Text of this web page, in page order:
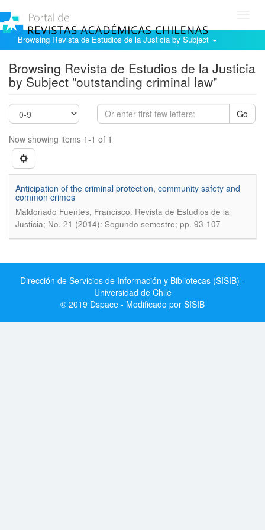
Browsing Revista de Estudios de la Justicia by Subject
Browsing Revista de Estudios de la Justicia
by Subject "outstanding criminal law"
Go
Now showing items 1-1 of 1
Anticipation of the criminal protection, community safety and
common crimes
Maldonado Fuentes, Francisco. Revista de Estudios de la
Justicia; No. 21 (2014): Segundo semestre; pp. 93-107
Dirección de Servicios de Información y Bibliotecas (SISIB) -
Universidad de Chile
© 2019 Dspace - Modificado por SISIB